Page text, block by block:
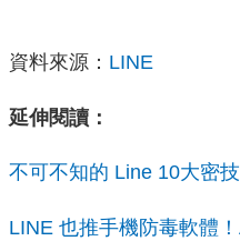
資料來源： LINE
延伸閱讀：
不可不知的 Line 10大密
LINE 也推手機防毒軟體